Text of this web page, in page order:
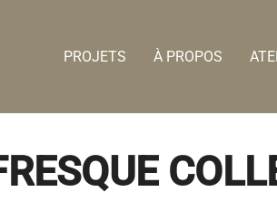
PROJETS À PROPOS